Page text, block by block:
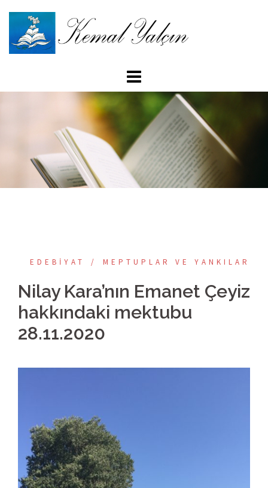
EDEBIYAT MEPTUPLAR VE YANKILAR
Nilay Kara’nın Emanet Çeyiz
hakkındaki mektubu
28.11.2020